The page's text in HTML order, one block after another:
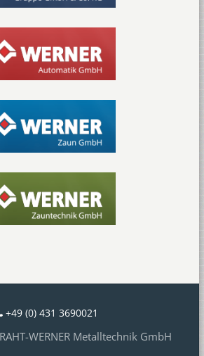
+49 (0) 431 3690021
WERNER Metalltechnik GmbH